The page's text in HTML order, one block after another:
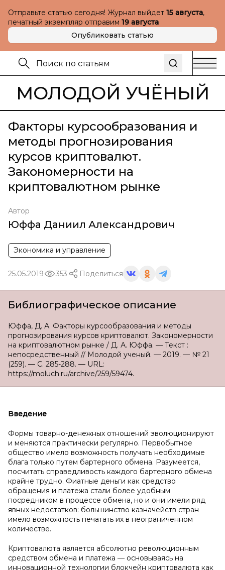
Отправьте статью сегодня! Журнал выйдет 15 августа,
печатный экземпляр отправим 19 августа
Опубликовать статью
МОЛОДОЙ УЧЁНЫЙ
Факторы курсообразования и
методы прогнозирования
курсов криптовалют.
Закономерности на
криптовалютном рынке
Автор
Юффа Даниил Александрович
Экономика и управление
25.05.2019 353 Поделиться
Библиографическое описание
Юффа, Д. А. Факторы курсообразования и методы
прогнозирования курсов криптовалют. Закономерности
на криптовалютном рынке / Д. А. Юффа. — Текст :
непосредственный // Молодой ученый. — 2019. — № 21
(259). — С. 285-288. — URL:
https://moluch.ru/archive/259/59474.
Введение
Формы товарно-денежных отношений эволюционируют
и меняются практически регулярно. Первобытное
общество имело возможность получать необходимые
блага только путем бартерного обмена. Разумеется,
посчитать справедливость каждого бартерного обмена
крайне трудно. Фиатные деньги как средство
обращения и платежа стали более удобным
посредником в процессе обмена, но и они имели ряд
явных недостатков: большинство казначейств стран
имело возможность печатать их в неограниченном
количестве.
Криптовалюта является абсолютно революционным
средством обмена и платежа — основываясь на
инновационной технологии блокчейн криптовалюта как